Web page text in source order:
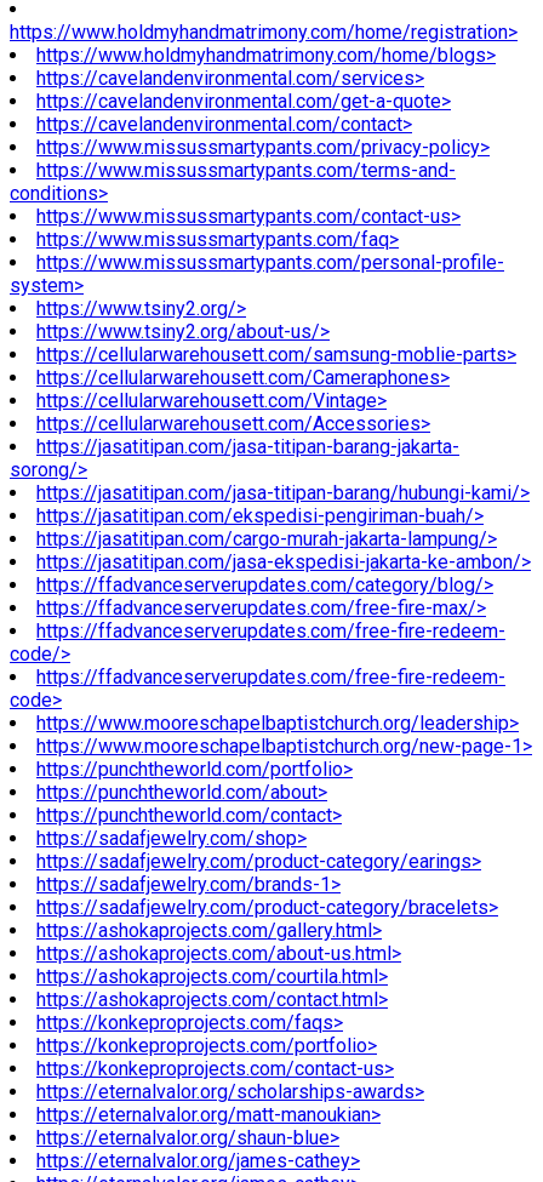
https://www.holdmyhandmatrimony.com/home/registration>
https://www.holdmyhandmatrimony.com/home/blogs>
https://cavelandenvironmental.com/services>
https://cavelandenvironmental.com/get-a-quote>
https://cavelandenvironmental.com/contact>
https://www.missussmartypants.com/privacy-policy>
https://www.missussmartypants.com/terms-and-
conditions>
https://www.missussmartypants.com/contact-us>
https://www.missussmartypants.com/faq>
https://www.missussmartypants.com/personal-profile-
system>
https://www.tsiny2.org/>
https://www.tsiny2.org/about-us/>
https://cellularwarehousett.com/samsung-moblie-parts>
https://cellularwarehousett.com/Cameraphones>
https://cellularwarehousett.com/Vintage>
https://cellularwarehousett.com/Accessories>
https://jasatitipan.com/jasa-titipan-barang-jakarta-
sorong/>
https://jasatitipan.com/jasa-titipan-barang/hubungi-kami/>
https://jasatitipan.com/ekspedisi-pengiriman-buah/>
https://jasatitipan.com/cargo-murah-jakarta-lampung/>
https://jasatitipan.com/jasa-ekspedisi-jakarta-ke-ambon/>
https://ffadvanceserverupdates.com/category/blog/>
https://ffadvanceserverupdates.com/free-fire-max/>
https://ffadvanceserverupdates.com/free-fire-redeem-
code/>
https://ffadvanceserverupdates.com/free-fire-redeem-
code>
https://www.mooreschapelbaptistchurch.org/leadership>
https://www.mooreschapelbaptistchurch.org/new-page-1>
https://punchtheworld.com/portfolio>
https://punchtheworld.com/about>
https://punchtheworld.com/contact>
https://sadafjewelry.com/shop>
https://sadafjewelry.com/product-category/earings>
https://sadafjewelry.com/brands-1>
https://sadafjewelry.com/product-category/bracelets>
https://ashokaprojects.com/gallery.html>
https://ashokaprojects.com/about-us.html>
https://ashokaprojects.com/courtila.html>
https://ashokaprojects.com/contact.html>
https://konkeproprojects.com/faqs>
https://konkeproprojects.com/portfolio>
https://konkeproprojects.com/contact-us>
https://eternalvalor.org/scholarships-awards>
https://eternalvalor.org/matt-manoukian>
https://eternalvalor.org/shaun-blue>
https://eternalvalor.org/james-cathey>